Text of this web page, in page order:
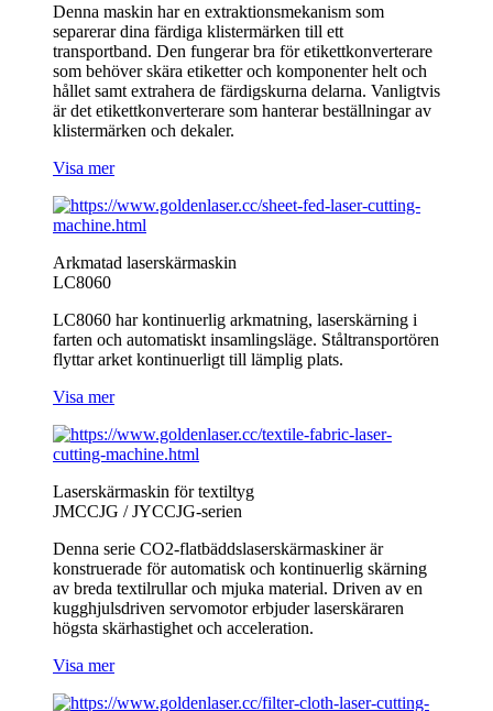
Denna maskin har en extraktionsmekanism som
separerar dina färdiga klistermärken till ett
transportband. Den fungerar bra för etikettkonverterare
som behöver skära etiketter och komponenter helt och
hållet samt extrahera de färdigskurna delarna. Vanligtvis
är det etikettkonverterare som hanterar beställningar av
klistermärken och dekaler.
Visa mer
Arkmatad laserskärmaskin
LC8060
LC8060 har kontinuerlig arkmatning, laserskärning i
farten och automatiskt insamlingsläge. Ståltransportören
flyttar arket kontinuerligt till lämplig plats.
Visa mer
Laserskärmaskin för textiltyg
JMCCJG / JYCCJG-serien
Denna serie CO2-flatbäddslaserskärmaskiner är
konstruerade för automatisk och kontinuerlig skärning
av breda textilrullar och mjuka material. Driven av en
kugghjulsdriven servomotor erbjuder laserskäraren
högsta skärhastighet och acceleration.
Visa mer